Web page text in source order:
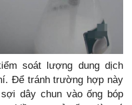
soát lượng dung dịch
Để tránh trường hợp này
dây chun vào ống bóp